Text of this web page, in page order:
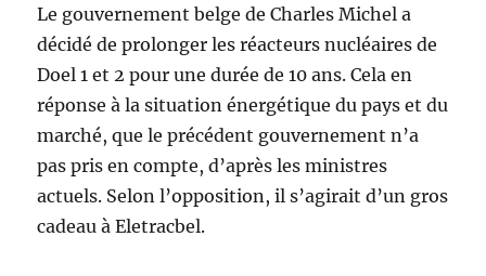
Le gouvernement belge de Charles Michel a
décidé de prolonger les réacteurs nucléaires de
Doel 1 et 2 pour une durée de 10 ans. Cela en
réponse à la situation énergétique du pays et du
marché, que le précédent gouvernement n’a
pas pris en compte, d’après les ministres
actuels. Selon l’opposition, il s’agirait d’un gros
cadeau à Eletracbel.